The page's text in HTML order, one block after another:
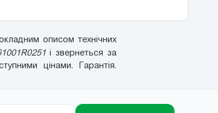
описом технічних
і звернеться за
цінами. Гарантія.